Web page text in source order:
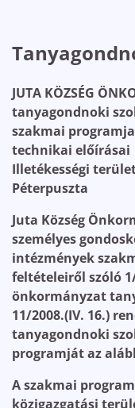
JUTA KÖZSÉG
tanyagondnoki
szakmai
technikai előírásai
Illetékességi
Péterpuszta
Juta Község
személyes
intézmények
feltételeiről szóló 1/
önkormányzat
11/2008.(IV. 16.)
tanyagondnoki
programját az
A szakmai
közigazgatási